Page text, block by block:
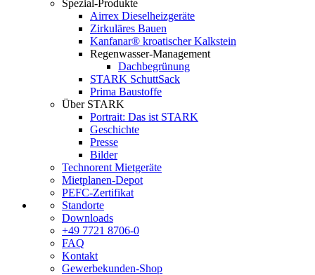
Spezial-Produkte
Airrex Dieselheizgeräte
Zirkuläres Bauen
Kanfanar® kroatischer Kalkstein
Regenwasser-Management
Dachbegrünung
STARK SchuttSack
Prima Baustoffe
Über STARK
Portrait: Das ist STARK
Geschichte
Presse
Bilder
Technorent Mietgeräte
Mietplanen-Depot
PEFC-Zertifikat
Standorte
Downloads
+49 7721 8706-0
FAQ
Kontakt
Gewerbekunden-Shop